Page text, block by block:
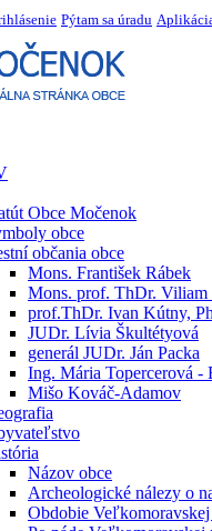
Pýtam sa úradu
Obce Močenok
obce
občania obce
Mons. František Rábek
Mons. prof. ThDr. Viliam
prof.ThDr. Ivan Kútny,
JUDr. Lívia Škultétyová
generál JUDr. Ján Packa
Ing. Mária Topercerová -
Mišo Kováč-Adamov
Názov obce
Archeologické nálezy o
Obdobie Veľkomoravskej